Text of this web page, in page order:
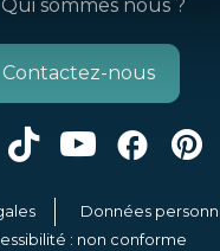
Qui sommes nous ?
Contactez-nous
Données
: non conforme